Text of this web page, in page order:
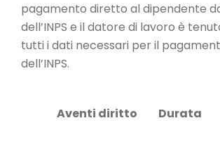
pagamento diretto al dipendente
dell’INPS e il datore di lavoro è
tutti i dati necessari per il
dell’INPS.
Aventi diritto Durata